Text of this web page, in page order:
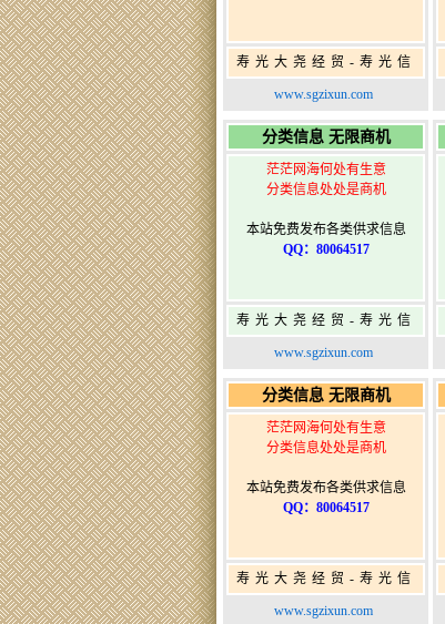
寿光大尧经贸-寿光信
息网-免费信息发布网-
www.sgzixun.com
分类信息 无限商机
茫茫网海何处有生意
分类信息处处是商机
本站免费发布各类供求信息
QQ：80064517
寿光大尧经贸-寿光信
息网-免费信息发布网-
www.sgzixun.com
分类信息 无限商机
茫茫网海何处有生意
分类信息处处是商机
本站免费发布各类供求信息
QQ：80064517
寿光大尧经贸-寿光信
息网-免费信息发布网-
www.sgzixun.com